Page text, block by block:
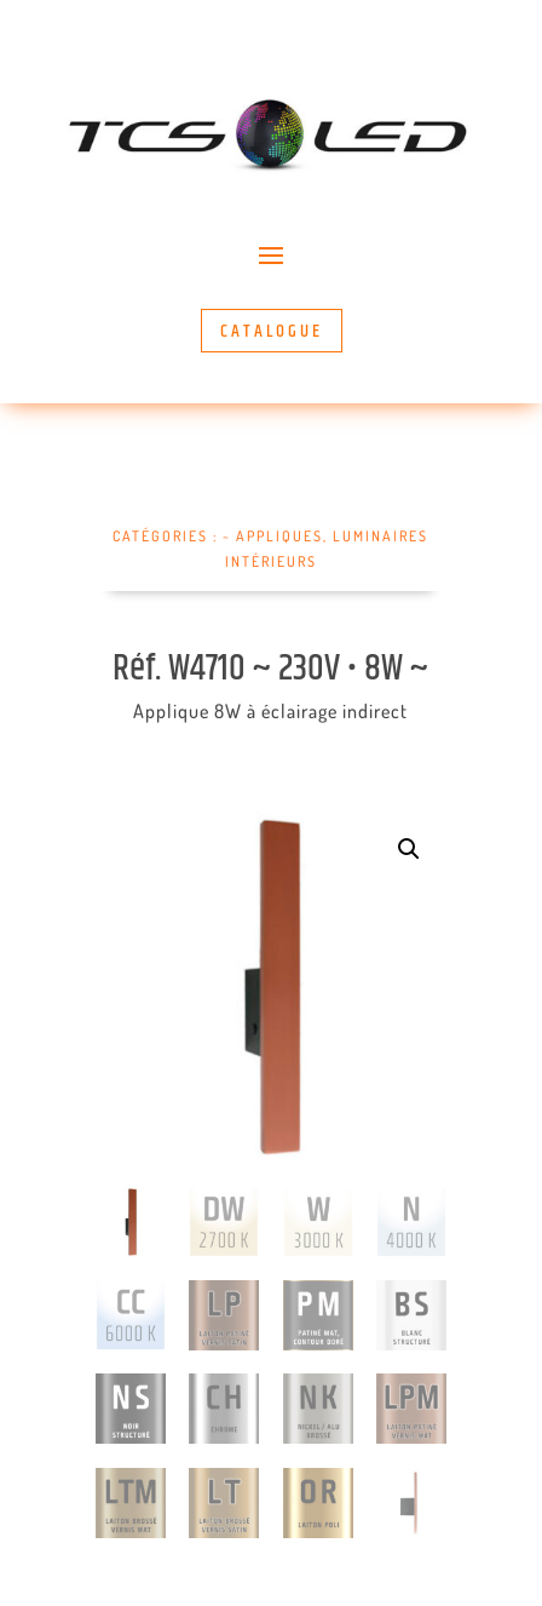
CATALOGUE
CATÉGORIES :~ APPLIQUES,LUMINAIRES
INTÉRIEURS
Réf. W4710 ~ 230V • 8W ~
Applique 8W à éclairage indirect